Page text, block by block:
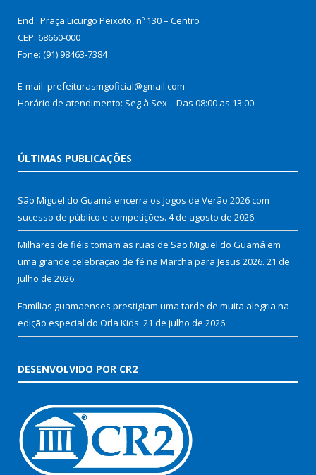
End.: Praça Licurgo Peixoto, nº 130 – Centro
CEP: 68660-000
Fone: (91) 98463-7384
E-mail: prefeiturasmgoficial@gmail.com
Horário de atendimento: Seg à Sex – Das 08:00 as 13:00
ÚLTIMAS PUBLICAÇÕES
São Miguel do Guamá encerra os Jogos de Verão 2026 com
sucesso de público e competições. 4 de agosto de 2026
Milhares de fiéis tomam as ruas de São Miguel do Guamá em
uma grande celebração de fé na Marcha para Jesus 2026. 21 de
julho de 2026
Famílias guamaenses prestigiam uma tarde de muita alegria na
edição especial do Orla Kids. 21 de julho de 2026
DESENVOLVIDO POR CR2